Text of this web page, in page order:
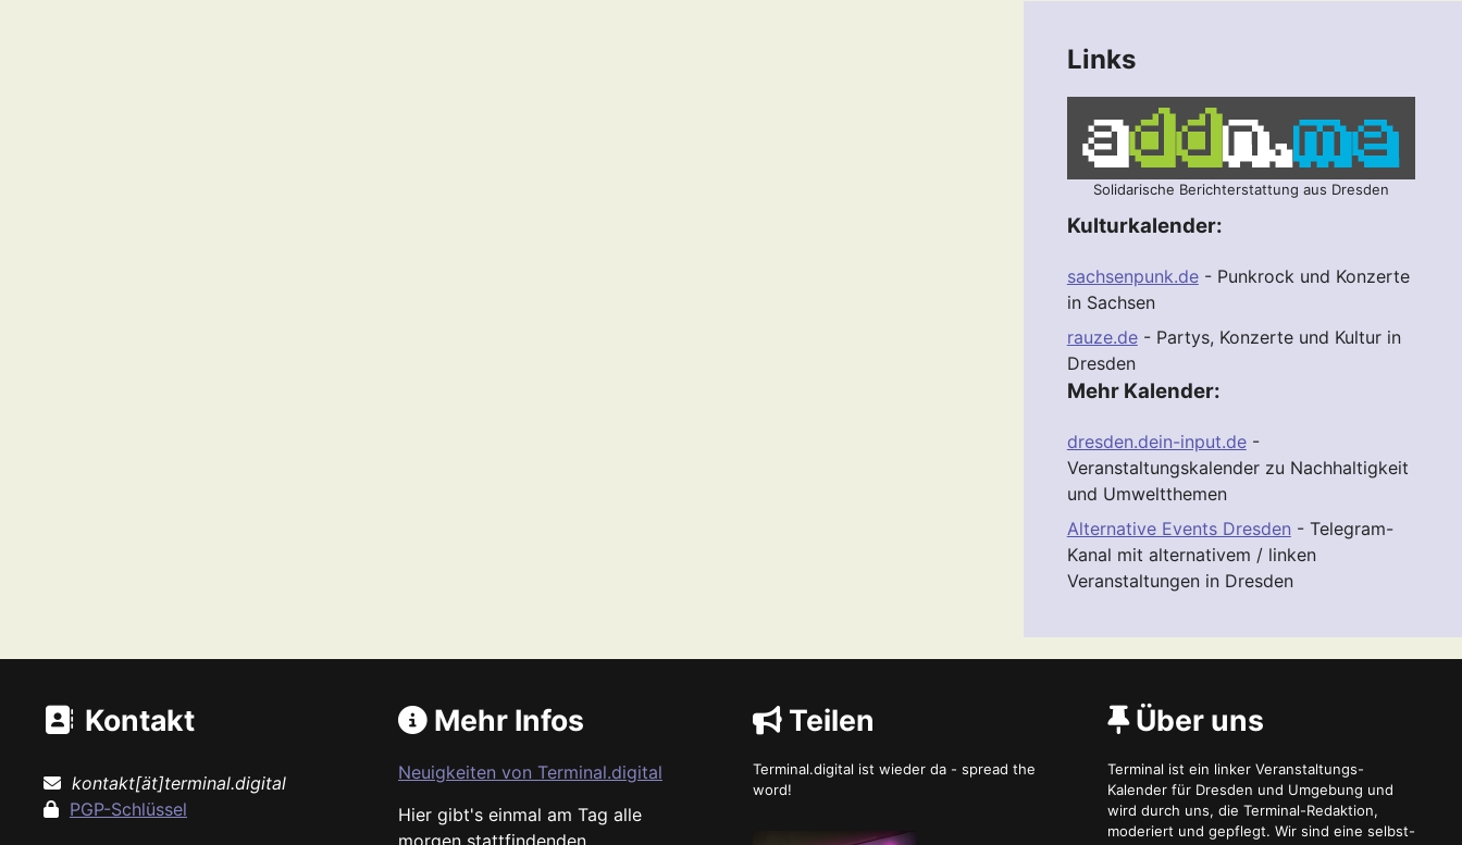
Links
Solidarische Berichterstattung aus Dresden
Kulturkalender:
sachsenpunk.de- Punkrock und Konzerte
in Sachsen
rauze.de- Partys, Konzerte und Kultur in
Dresden
Mehr Kalender:
dresden.dein-input.de-
Veranstaltungskalender zu Nachhaltigkeit
und Umweltthemen
Alternative Events Dresden - Telegram-
Kanal mit alternativem / linken
Veranstaltungen in Dresden
Kontakt
kontakt[ät]terminal.digital
PGP-Schlüssel
Mehr Infos
Neuigkeiten von Terminal.digital
Hier gibt's einmal am Tag alle
morgen stattfindenden
Teilen
Terminal.digital ist wieder da - spread the
word!
Über uns
Terminal ist ein linker Veranstaltungs-
Kalender für Dresden und Umgebung und
wird durch uns, die Terminal-Redaktion,
moderiert und gepflegt. Wir sind eine selbst-